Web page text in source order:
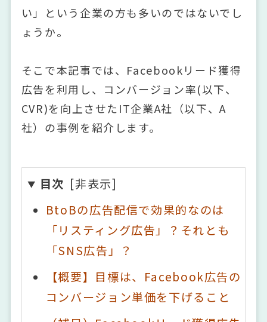
い」という企業の方も多いのではないでし
ょうか。
そこで本記事では、Facebookリード獲得
広告を利用し、コンバージョン率(以下、
CVR)を向上させたIT企業A社（以下、A
社）の事例を紹介します。
目次
BtoBの広告配信で効果的なのは
「リスティング広告」？それとも
「SNS広告」？
【概要】目標は、Facebook広告の
コンバージョン単価を下げること